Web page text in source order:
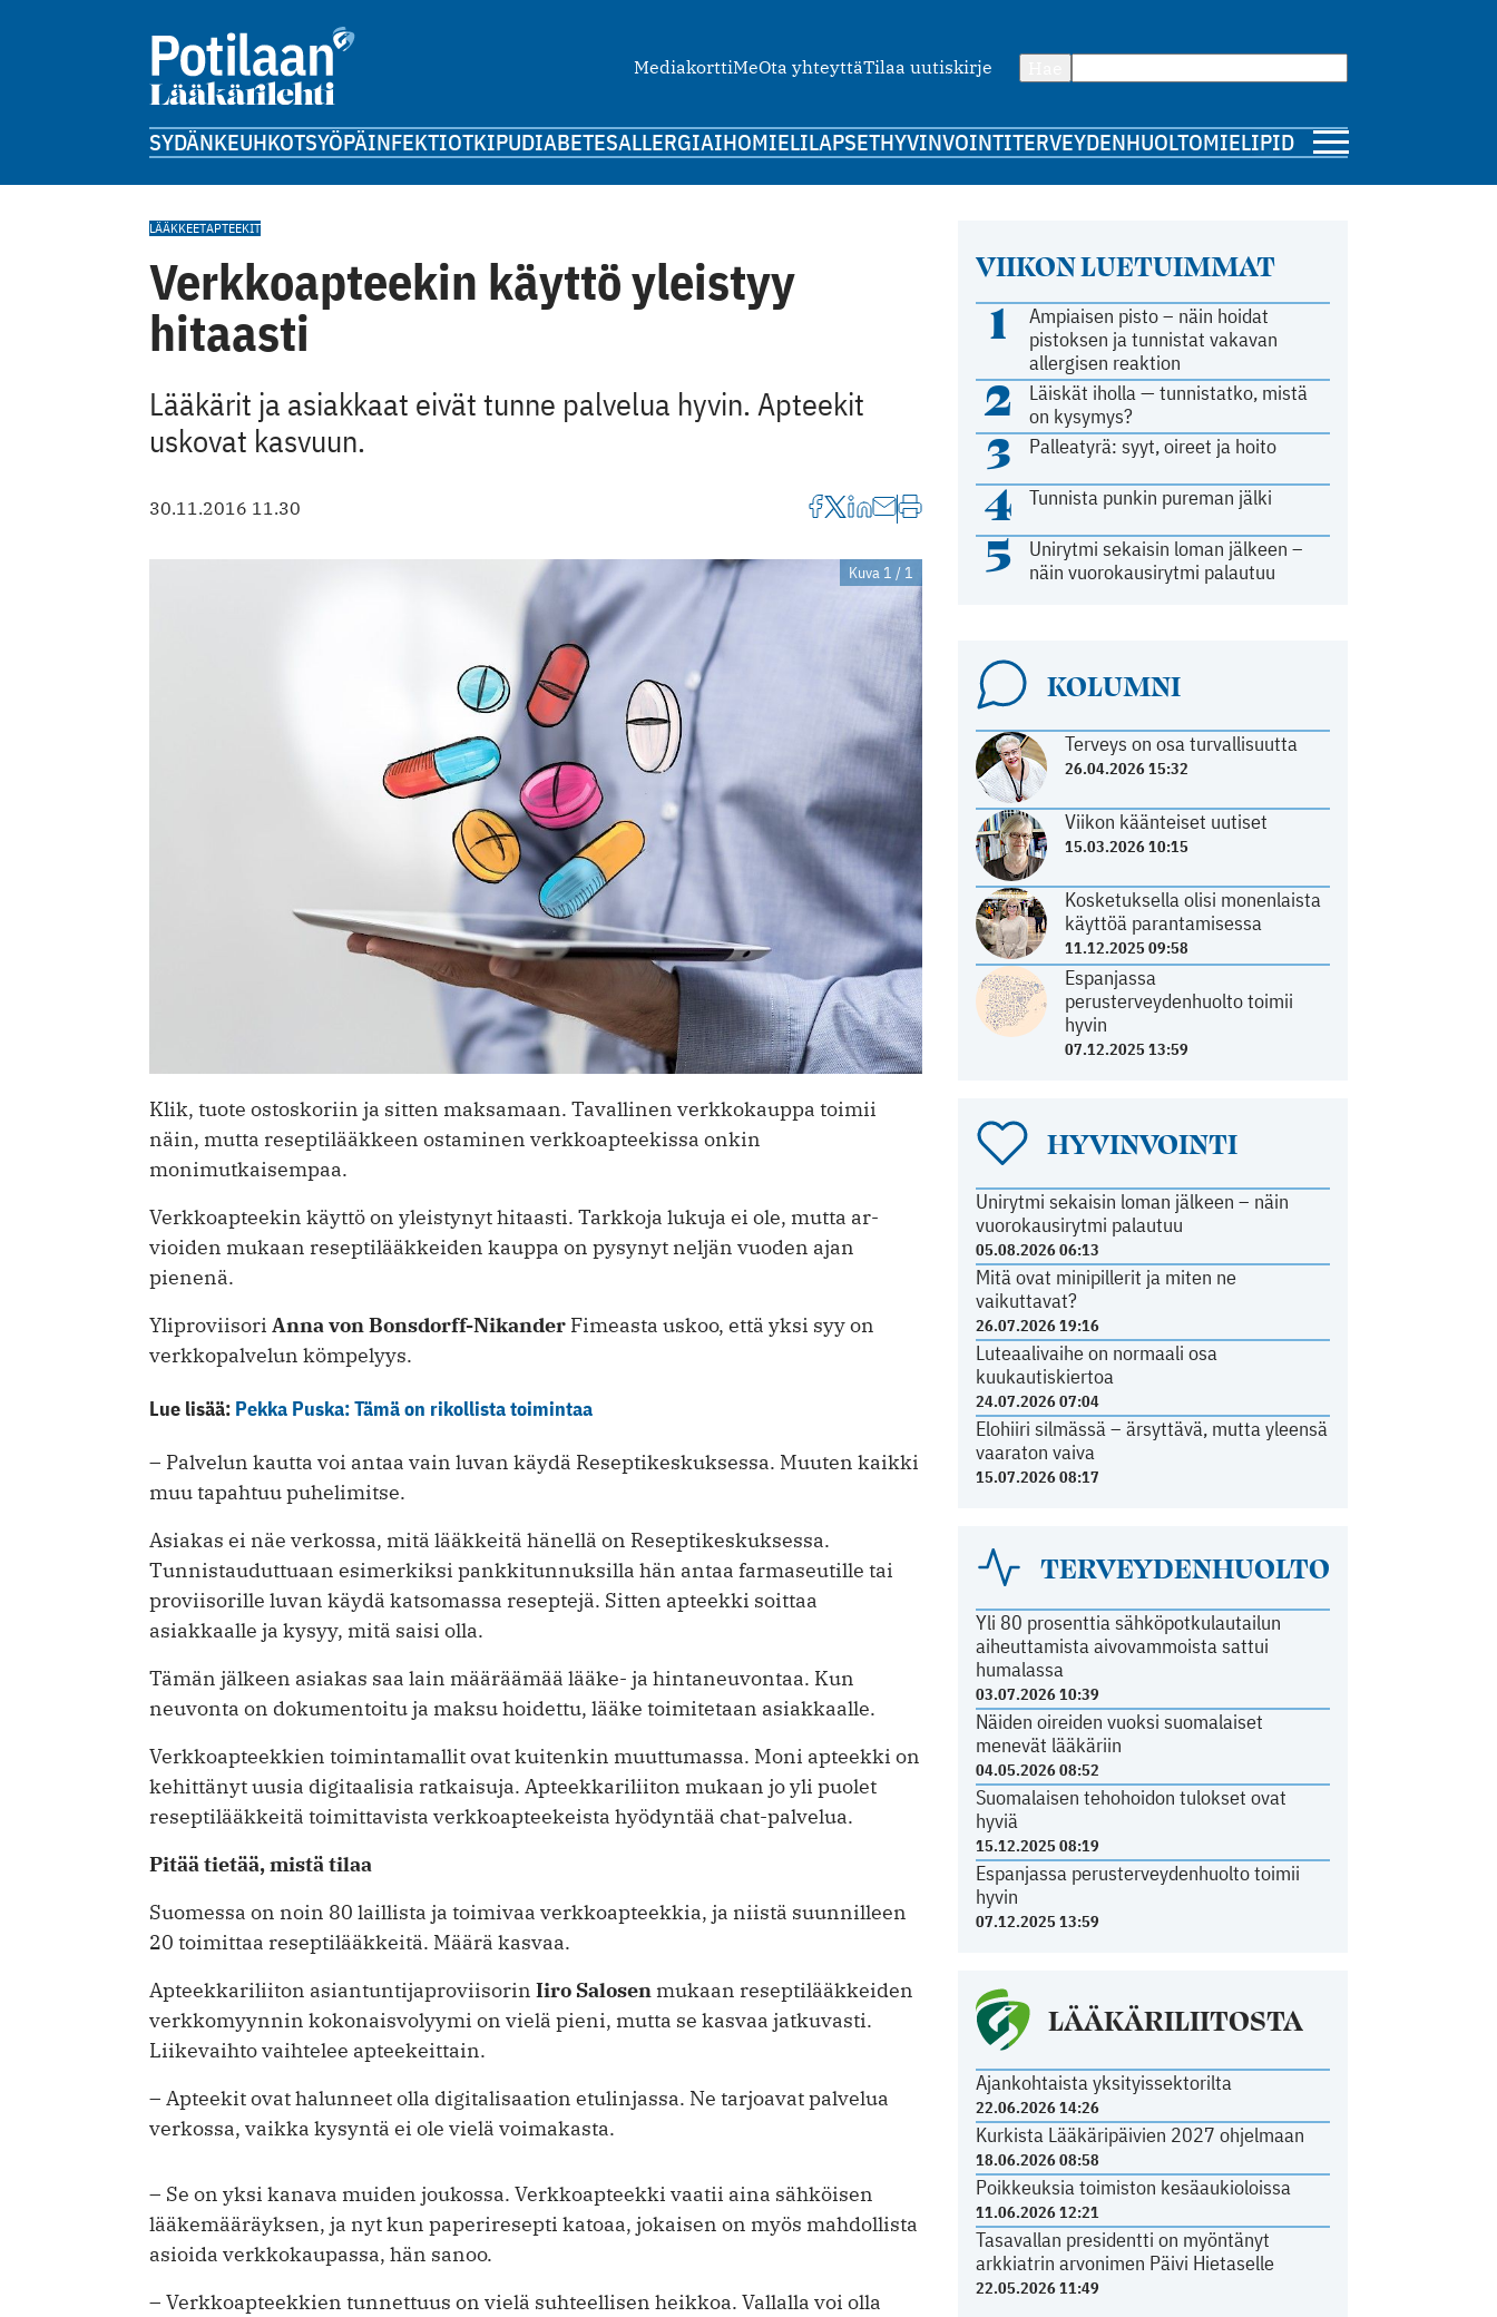
MediakorttiMeOta yhteyttäTilaa uutiskirje
SYDÄNKEUHKOTSYÖPÄINFEKTIOTKIPUDIABETESALLERGIAIHOMIELILAPSETHYVINVOINTITERVEYDENHUOLTOMIELIPIDE
VIIKON LUETUIMMAT
1
Ampiaisen pisto – näin hoidat
pistoksen ja tunnistat vakavan
allergisen reaktion
2
Läiskät iholla — tunnistatko, mistä
on kysymys?
3 Palleatyrä: syyt, oireet ja hoito
4 Tunnista punkin pureman jälki
5
Unirytmi sekaisin loman jälkeen –
näin vuorokausirytmi palautuu
KOLUMNI
Terveys on osa turvallisuutta
26.04.2026 15:32
Viikon käänteiset uutiset
15.03.2026 10:15
Kosketuksella olisi monenlaista
käyttöä parantamisessa
11.12.2025 09:58
Espanjassa
perusterveydenhuolto toimii
hyvin
07.12.2025 13:59
HYVINVOINTI
Unirytmi sekaisin loman jälkeen – näin
vuorokausirytmi palautuu
05.08.2026 06:13
Mitä ovat minipillerit ja miten ne
vaikuttavat?
26.07.2026 19:16
Luteaalivaihe on normaali osa
kuukautiskiertoa
24.07.2026 07:04
Elohiiri silmässä – ärsyttävä, mutta yleensä
vaaraton vaiva
15.07.2026 08:17
TERVEYDENHUOLTO
Yli 80 prosenttia sähköpotkulautailun
aiheuttamista aivovammoista sattui
humalassa
03.07.2026 10:39
Näiden oireiden vuoksi suomalaiset
menevät lääkäriin
04.05.2026 08:52
Suomalaisen tehohoidon tulokset ovat
hyviä
15.12.2025 08:19
Espanjassa perusterveydenhuolto toimii
hyvin
07.12.2025 13:59
LÄÄKÄRILIITOSTA
Ajankohtaista yksityissektorilta
22.06.2026 14:26
Kurkista Lääkäripäivien 2027 ohjelmaan
18.06.2026 08:58
Poikkeuksia toimiston kesäaukioloissa
11.06.2026 12:21
Tasavallan presidentti on myöntänyt
arkkiatrin arvonimen Päivi Hietaselle
22.05.2026 11:49
LÄÄKKEETAPTEEKIT
Verkkoapteekin käyttö yleistyy
hitaasti
Lääkärit ja asiakkaat eivät tunne palvelua hyvin. Apteekit
uskovat kasvuun.
30.11.2016 11.30
Kuva 1 / 1
Klik, tuote ostoskoriin ja sitten maksamaan. Tavallinen verkkokauppa toimii
näin, mutta reseptilääkkeen ostaminen verkkoapteekissa onkin
monimutkaisempaa.
Verkkoapteekin käyttö on yleistynyt ­hitaasti. Tarkkoja lukuja ei ole, mutta ar­
vioiden mukaan reseptilääkkeiden kauppa on pysynyt neljän vuoden ajan
pienenä.
Yliproviisori Anna von Bonsdorff-­Nikander Fimeasta uskoo, että yksi syy on
verkkopalvelun kömpelyys.
Lue lisää: Pekka Puska: Tämä on rikollista toimintaa
– Palvelun kautta voi antaa vain luvan käydä Reseptikeskuksessa. Muuten kaikki
muu tapahtuu puhelimitse.
Asiakas ei näe verkossa, mitä lääkkeitä hänellä on Reseptikeskuksessa.
Tunnistauduttuaan esimerkiksi pankkitunnuksilla hän antaa farmaseutille tai
proviisorille luvan käydä katsomassa ­reseptejä. Sitten apteekki soittaa
asiakkaalle ja kysyy, mitä saisi olla.
Tämän jälkeen asiakas saa lain määräämää lääke- ja hintaneuvontaa. Kun
neuvonta on dokumentoitu ja maksu hoidettu, lääke toimitetaan asiakkaalle.
Verkkoapteekkien toimintamallit ovat kuitenkin muuttumassa. Moni ­apteekki on
kehittänyt uusia digitaalisia ratkaisuja. Apteekkariliiton mukaan jo yli puolet
reseptilääkkeitä toimittavista verkkoapteekeista hyödyntää chat-palvelua.
Pitää tietää, mistä tilaa
Suomessa on noin 80 laillista ja toimivaa verkkoapteekkia, ja niistä suunnilleen
20 toimittaa reseptilääkkeitä. Määrä kasvaa.
Apteekkariliiton asiantuntijaproviisorin Iiro Salosen mukaan reseptilääkkeiden
verkkomyynnin kokonaisvolyymi on vielä pieni, mutta se kasvaa jatkuvasti.
Liikevaihto vaihtelee apteekeittain.
– Apteekit ovat halunneet olla digitalisaation etulinjassa. Ne tarjoavat palvelua
verkossa, vaikka kysyntä ei ole vielä voimakasta.
– Se on yksi kanava muiden joukossa. Verkkoapteekki vaatii aina sähköisen
lääkemääräyksen, ja nyt kun paperiresepti katoaa, jokaisen on myös mahdollista
asioida verkkokaupassa, hän sanoo.
– Verkkoapteekkien tunnettuus on vielä suhteellisen heikkoa. Vallalla voi olla